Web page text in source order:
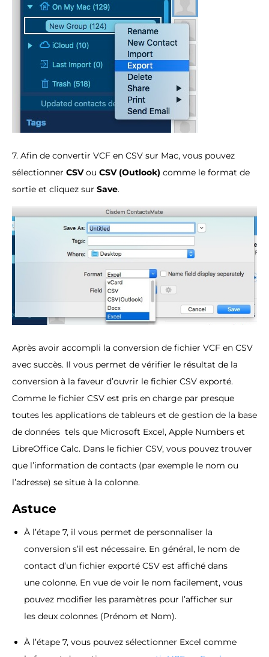
7. Afin de convertir VCF en CSV sur Mac, vous pouvez
sélectionner CSVou CSV (Outlook) comme le format de
sortie et cliquez sur Save.
Après avoir accompli la conversion de fichier VCF en CSV
avec succès. Il vous permet de vérifier le résultat de la
conversion à la faveur d’ouvrir le fichier CSV exporté.
Comme le fichier CSV est pris en charge par presque
toutes les applications de tableurs et de gestion de la base
de données tels que Microsoft Excel, Apple Numbers et
LibreOffice Calc. Dans le fichier CSV, vous pouvez trouver
que l’information de contacts (par exemple le nom ou
l’adresse) se situe à la colonne.
Astuce
À l’étape 7, il vous permet de personnaliser la
conversion s’il est nécessaire. En général, le nom de
contact d’un fichier exporté CSV est affiché dans
une colonne. En vue de voir le nom facilement, vous
pouvez modifier les paramètres pour l’afficher sur
les deux colonnes (Prénom et Nom).
À l’étape 7, vous pouvez sélectionner Excel comme